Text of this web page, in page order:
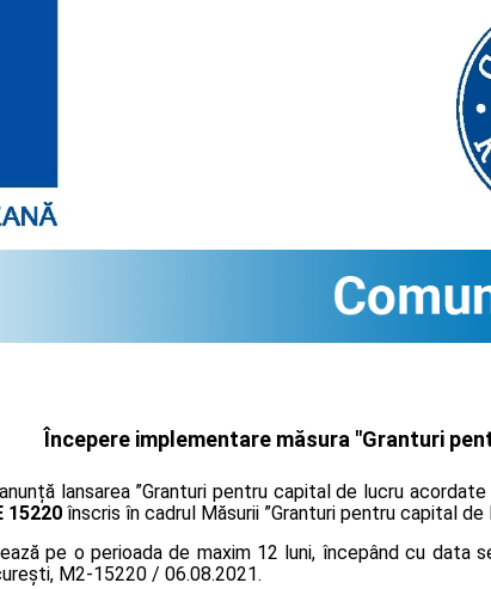
Începere implementare măsura "Granturi
anunță lansarea ”Granturi pentru capital de lucru
15220 înscris în cadrul Măsurii ”Granturi pentru capital
pe o perioada de maxim 12 luni, începând cu
M2-15220 / 06.08.2021.